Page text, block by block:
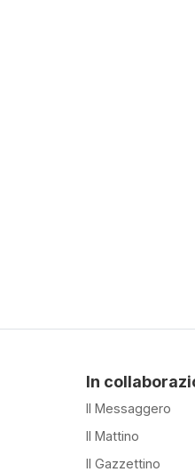
In
Il Messaggero
Il Mattino
Il Gazzettino